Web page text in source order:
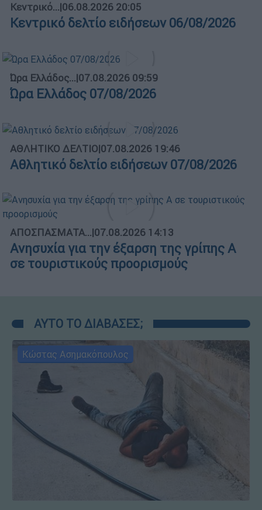
Κεντρικό...|06.08.2026 20:05
Κεντρικό δελτίο ειδήσεων 06/08/2026
Ώρα Ελλάδος...|07.08.2026 09:59
Ώρα Ελλάδος 07/08/2026
ΑΘΛΗΤΙΚΟ ΔΕΛΤΙΟ|07.08.2026 19:46
Αθλητικό δελτίο ειδήσεων 07/08/2026
ΑΠΟΣΠΑΣΜΑΤΑ...|07.08.2026 14:13
Ανησυχία για την έξαρση της γρίπης Α
σε τουριστικούς προορισμούς
ΑΥΤΟ ΤΟ ΔΙΑΒΑΣΕΣ;
Κώστας Ασημακόπουλος